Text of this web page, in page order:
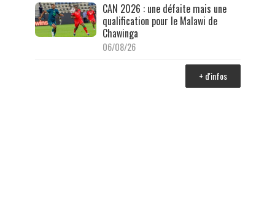
CAN 2026 : une défaite mais une
qualification pour le Malawi de
Chawinga
06/08/26
+ d'infos